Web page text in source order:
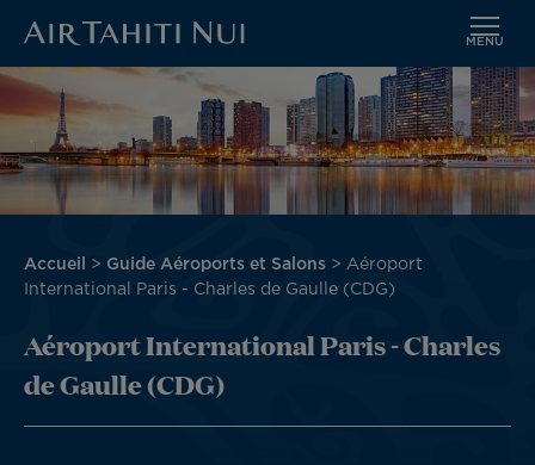
Aller
contenu
principal
MENU
Image
Fil
d'Ariane
Accueil Guide Aéroports et Salons
Aéroport
International Paris - Charles de Gaulle (CDG)
Aéroport International Paris - Charles
de Gaulle (CDG)